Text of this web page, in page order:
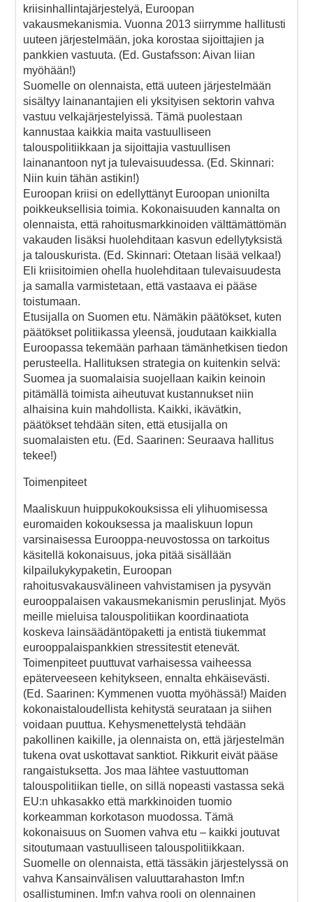
kriisinhallintajärjestelyä, Euroopan
vakausmekanismia. Vuonna 2013 siirrymme hallitusti
uuteen järjestelmään, joka korostaa sijoittajien ja
pankkien vastuuta. (Ed. Gustafsson: Aivan liian
myöhään!)
Suomelle on olennaista, että uuteen järjestelmään
sisältyy lainanantajien eli yksityisen sektorin vahva
vastuu velkajärjestelyissä. Tämä puolestaan
kannustaa kaikkia maita vastuulliseen
talouspolitiikkaan ja sijoittajia vastuullisen
lainanantoon nyt ja tulevaisuudessa. (Ed. Skinnari:
Niin kuin tähän astikin!)
Euroopan kriisi on edellyttänyt Euroopan unionilta
poikkeuksellisia toimia. Kokonaisuuden kannalta on
olennaista, että rahoitusmarkkinoiden välttämättömän
vakauden lisäksi huolehditaan kasvun edellytyksistä
ja talouskurista. (Ed. Skinnari: Otetaan lisää velkaa!)
Eli kriisitoimien ohella huolehditaan tulevaisuudesta
ja samalla varmistetaan, että vastaava ei pääse
toistumaan.
Etusijalla on Suomen etu. Nämäkin päätökset, kuten
päätökset politiikassa yleensä, joudutaan kaikkialla
Euroopassa tekemään parhaan tämänhetkisen tiedon
perusteella. Hallituksen strategia on kuitenkin selvä:
Suomea ja suomalaisia suojellaan kaikin keinoin
pitämällä toimista aiheutuvat kustannukset niin
alhaisina kuin mahdollista. Kaikki, ikävätkin,
päätökset tehdään siten, että etusijalla on
suomalaisten etu. (Ed. Saarinen: Seuraava hallitus
tekee!)
Toimenpiteet
Maaliskuun huippukokouksissa eli ylihuomisessa
euromaiden kokouksessa ja maaliskuun lopun
varsinaisessa Eurooppa-neuvostossa on tarkoitus
käsitellä kokonaisuus, joka pitää sisällään
kilpailukykypaketin, Euroopan
rahoitusvakausvälineen vahvistamisen ja pysyvän
eurooppalaisen vakausmekanismin peruslinjat. Myös
meille mieluisa talouspolitiikan koordinaatiota
koskeva lainsäädäntöpaketti ja entistä tiukemmat
eurooppalaispankkien stressitestit etenevät.
Toimenpiteet puuttuvat varhaisessa vaiheessa
epäterveeseen kehitykseen, ennalta ehkäisevästi.
(Ed. Saarinen: Kymmenen vuotta myöhässä!) Maiden
kokonaistaloudellista kehitystä seurataan ja siihen
voidaan puuttua. Kehysmenettelystä tehdään
pakollinen kaikille, ja olennaista on, että järjestelmän
tukena ovat uskottavat sanktiot. Rikkurit eivät pääse
rangaistuksetta. Jos maa lähtee vastuuttoman
talouspolitiikan tielle, on sillä nopeasti vastassa sekä
EU:n uhkasakko että markkinoiden tuomio
korkeamman korkotason muodossa. Tämä
kokonaisuus on Suomen vahva etu – kaikki joutuvat
sitoutumaan vastuulliseen talouspolitiikkaan.
Suomelle on olennaista, että tässäkin järjestelyssä on
vahva Kansainvälisen valuuttarahaston Imf:n
osallistuminen. Imf:n vahva rooli on olennainen